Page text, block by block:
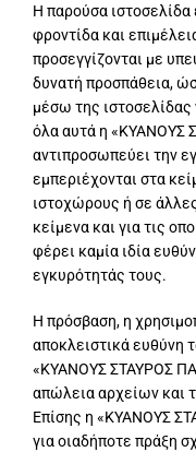
Η παρούσα ιστοσελίδα
φροντίδα και
προσεγγίζονται με
δυνατή προσπάθεια,
μέσω της ιστοσελίδας
όλα αυτά η «ΚΥΑΝΟΥΣ
αντιπροσωπεύει την
εμπεριέχονται στα
ιστοχώρους ή σε
κείμενα και για τις
φέρει καμία ιδία
εγκυρότητάς τους.
Η πρόσβαση, η
αποκλειστικά ευθύνη
«ΚΥΑΝΟΥΣ ΣΤΑΥΡΟΣ
απώλεια αρχείων και
Επίσης η «ΚΥΑΝΟΥΣ
για οιαδήποτε πράξη